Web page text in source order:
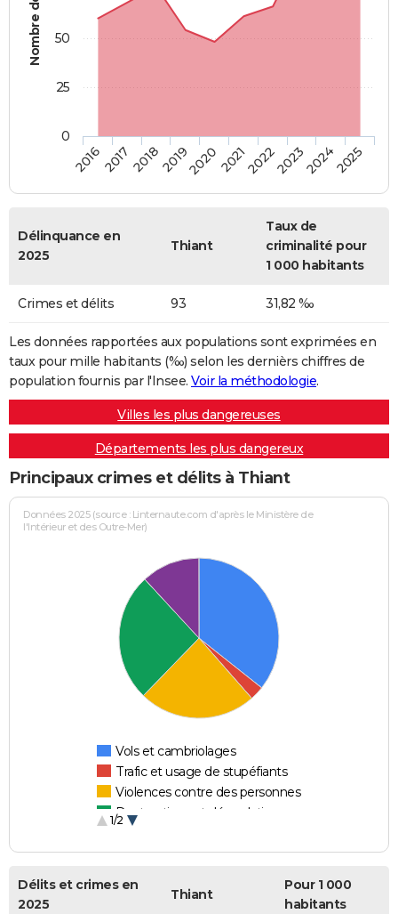
2016201720182019202020212022202320242025
0
25
50
Délinquance en
2025
Thiant
Taux de
criminalité pour
1 000 habitants
Crimes et délits 93 31,82 ‰
Les données rapportées aux populations sont exprimées en
taux pour mille habitants (‰) selon les dernièrs chiffres de
population fournis par l'Insee. Voir la méthodologie.
Villes les plus dangereuses
Départements les plus dangereux
Principaux crimes et délits à Thiant
Données 2025 (source : Linternaute.com d'après le Ministère de
l'Intérieur et des Outre-Mer)
Vols et cambriolages
Trafic et usage de stupéfiants
Violences contre des personnes
Destructions et dégradations
1/2
Délits et crimes en
2025
Thiant
Pour 1 000
habitants